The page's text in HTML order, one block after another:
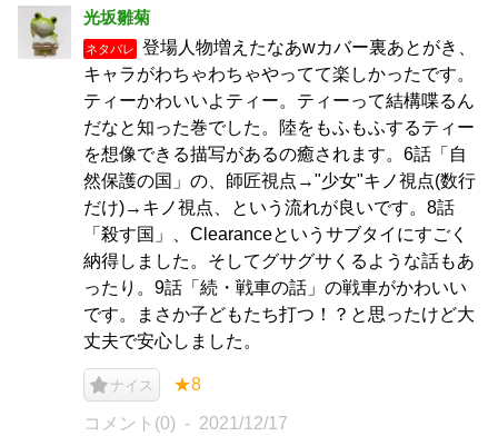
光坂雛菊
ネタバレ
登場人物増えたなあwカバー裏あとがき、
キャラがわちゃわちゃやってて楽しかったです。
ティーかわいいよティー。ティーって結構喋るん
だなと知った巻でした。陸をもふもふするティー
を想像できる描写があるの癒されます。6話「自
然保護の国」の、師匠視点→"少女"キノ視点(数行
だけ)→キノ視点、という流れが良いです。8話
「殺す国」、Clearanceというサブタイにすごく
納得しました。そしてグサグサくるような話もあ
ったり。9話「続・戦車の話」の戦車がかわいい
です。まさか子どもたち打つ！？と思ったけど大
丈夫で安心しました。
ナイス ★8
コメント(0) 2021/12/17